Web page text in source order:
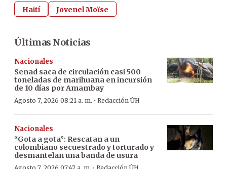
Haití Jovenel Moïse
Últimas Noticias
Nacionales
Senad saca de circulación casi 500
toneladas de marihuana en incursión
de 10 días por Amambay
Agosto 7, 2026 08:21 a. m. · Redacción ÚH
Nacionales
“Gota a gota”: Rescatan a un
colombiano secuestrado y torturado y
desmantelan una banda de usura